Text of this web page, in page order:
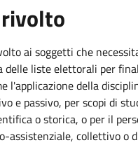
ai soggetti che
delle liste elettorali per
l'applicazione della
e passivo, per scopi di
o storica, o per il
assistenziale, collettivo o